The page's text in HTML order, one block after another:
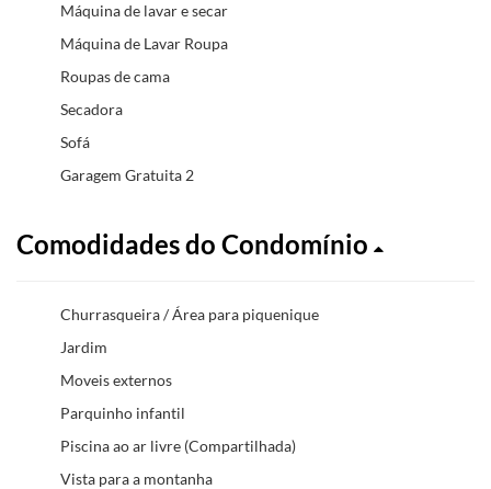
Máquina de lavar e secar
Máquina de Lavar Roupa
Roupas de cama
Secadora
Sofá
Garagem Gratuita 2
Comodidades do Condomínio
Churrasqueira / Área para piquenique
Jardim
Moveis externos
Parquinho infantil
Piscina ao ar livre (Compartilhada)
Vista para a montanha